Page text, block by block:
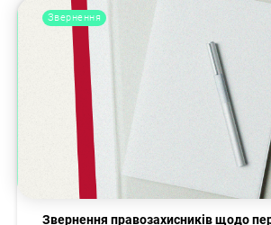
Звернення
Звернення правозахисників щодо